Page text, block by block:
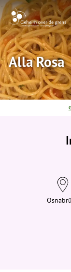
Alla Rosa
J
e
e